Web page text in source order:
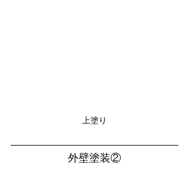
上塗り
外壁塗装②